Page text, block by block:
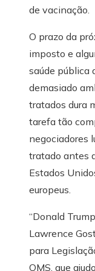
de vacinação.
O prazo da
imposto e
saúde pública
demasiado
tratados dura
tarefa tão
negociadores
tratado antes
Estados
europeus.
“Donald
Lawrence
para
OMS, que